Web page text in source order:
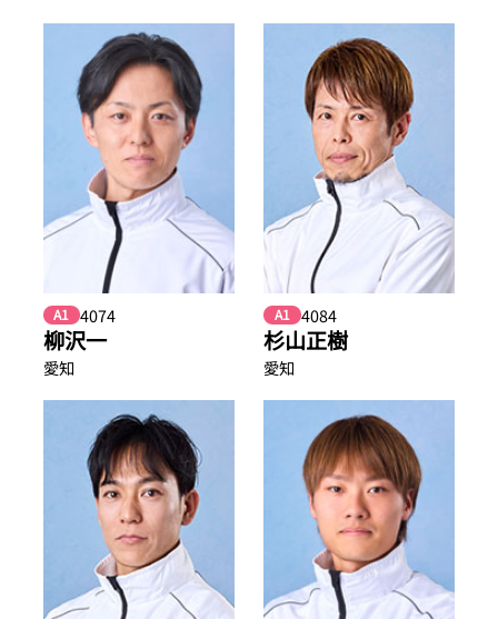
A1 4074
柳沢一
愛知
A1 4084
杉山正樹
愛知